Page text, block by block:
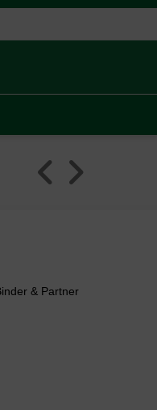
& Partner